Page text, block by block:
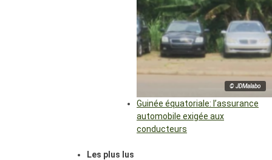
© JDMalabo
Guinée équatoriale: l’assurance
automobile exigée aux
conducteurs
Les plus lus